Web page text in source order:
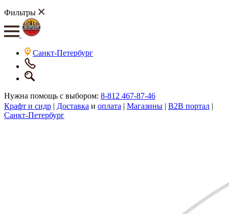
Фильтры
Санкт-Петербург
Нужна помощь с выбором: 8-812 467-87-46
Крафт и сидр | Доставка и оплата | Магазины | B2B портал |
Санкт-Петербург